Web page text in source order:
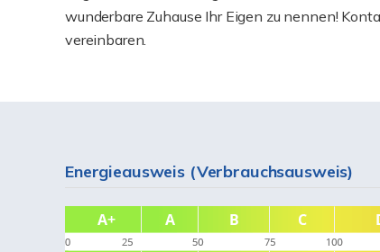
wunderbare Zuhause Ihr Eigen zu nennen!
vereinbaren.
Energieausweis (Verbrauchsausweis)